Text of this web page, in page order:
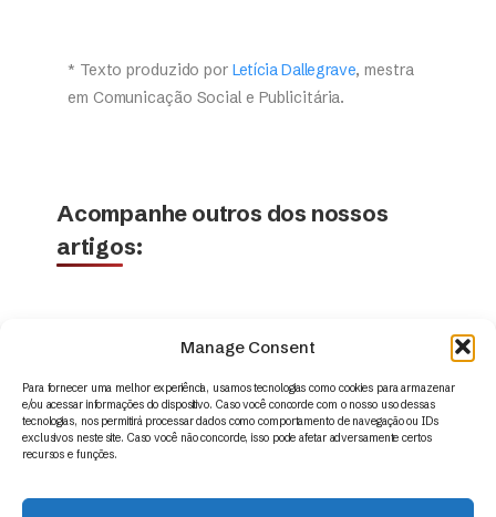
Manage Consent
Para fornecer uma melhor experiência, usamos tecnologias como cookies para armazenar
e/ou acessar informações do dispositivo. Caso você concorde com o nosso uso dessas
tecnologias, nos permitirá processar dados como comportamento de navegação ou IDs
exclusivos neste site. Caso você não concorde, isso pode afetar adversamente certos
recursos e funções.
* Texto produzido por Letícia Dallegrave, mestra
em Comunicação Social e Publicitária.
Acompanhe outros dos nossos
artigos: